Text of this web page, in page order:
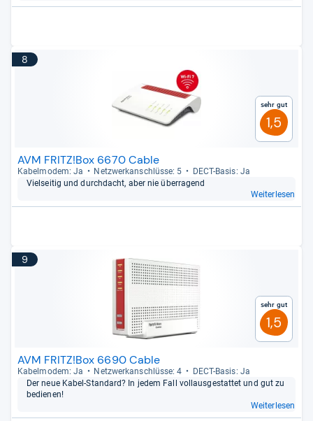
8
Sehr gut
1,5
AVM FRITZ!Box 6670 Cable
Kabelm­odem: Ja Netz­werk­an­schlüsse: 5
DECT-​Basis: Ja
Viel­sei­tig und durch­dacht, aber nie über­ra­gend
Weiterlesen
9
Sehr gut
1,5
AVM FRITZ!Box 6690 Cable
Kabelm­odem: Ja Netz­werk­an­schlüsse: 4
DECT-​Basis: Ja
Der neue Kabel-​Stan­dard? In jedem Fall vol­l­aus­ge­stat­tet und gut zu
bedie­nen!
Weiterlesen